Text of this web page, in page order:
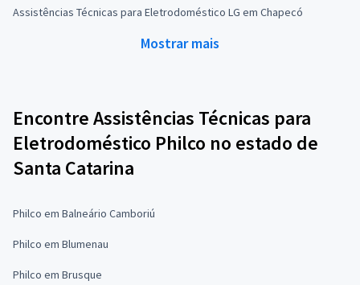
Assistências Técnicas para Eletrodoméstico LG em Chapecó
Mostrar mais
Encontre Assistências Técnicas para
Eletrodoméstico Philco no estado de
Santa Catarina
Philco em Balneário Camboriú
Philco em Blumenau
Philco em Brusque